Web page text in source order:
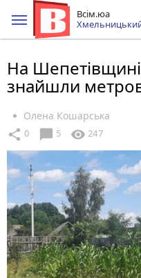
Всім.юа
На Шепетівщині
знайшли
Олена Кошарська
share 0 chat_bubble 5 visibility 247